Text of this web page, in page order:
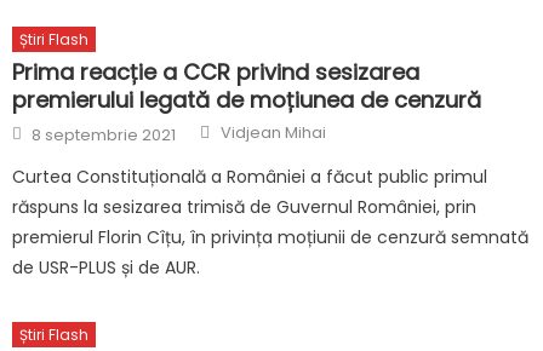
Știri Flash
Prima reacție a CCR privind sesizarea
premierului legată de moțiunea de cenzură
Posted
on
8 septembrie 2021 Author
Vidjean Mihai
Curtea Constituțională a României a făcut public primul
răspuns la sesizarea trimisă de Guvernul României, prin
premierul Florin Cîțu, în privința moțiunii de cenzură semnată
de USR-PLUS și de AUR.
Știri Flash